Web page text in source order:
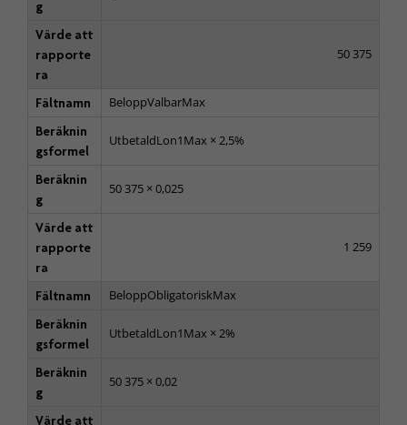
g
Värde att
rapporte
ra
50 375
Fältnamn
BeloppValbarMax
Beräknin
gsformel
UtbetaldLon1Max × 2,5%
Beräknin
g
50 375 × 0,025
Värde att
rapporte
ra
1 259
Fältnamn
BeloppObligatoriskMax
Beräknin
gsformel
UtbetaldLon1Max × 2%
Beräknin
g
50 375 × 0,02
Värde att